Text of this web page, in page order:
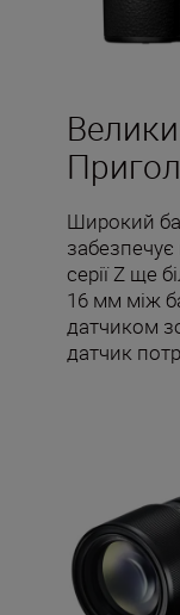
Широкий
серії Z ще
16 мм між
датчиком
датчик